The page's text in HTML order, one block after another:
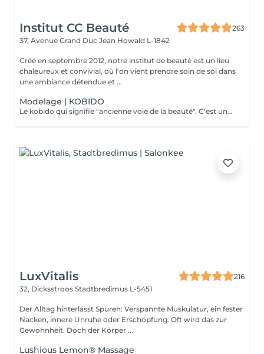
Institut CC Beauté
263
37, Avenue Grand Duc Jean Howald L-1842
Créé en septembre 2012, notre institut de beauté est un lieu
chaleureux et convivial, où l'on vient prendre soin de soi dans
une ambiance détendue et ...
Modelage | KOBIDO
Le kobido qui signifie "ancienne voie de la beauté". C'est une très ancienne technique de massage japonais. Le massage facial kobido régénère, stimule le teint de la peau du visage, améliore la circulation sanguine et lymphatique, favorise la relaxation des tissus et du cuir chevelu.
LuxVitalis
216
32, Dicksstroos Stadtbredimus L-5451
Der Alltag hinterlässt Spuren: Verspannte Muskulatur, ein fester
Nacken, innere Unruhe oder Erschöpfung. Oft wird das zur
Gewohnheit. Doch der Körper ...
Lushious Lemon® Massage